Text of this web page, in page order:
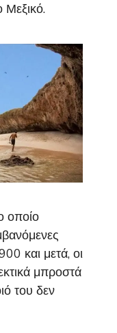
οποίο
και μετά, οι
μπροστά
του δεν